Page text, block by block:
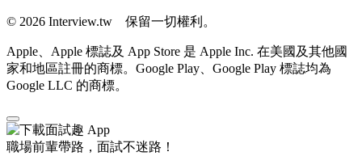
© 2026 Interview.tw 保留一切權利。
Apple、Apple 標誌及 App Store 是 Apple Inc. 在美國及其他國
家和地區註冊的商標。Google Play、Google Play 標誌均為
Google LLC 的商標。
職場前輩帶路，面試不迷路！